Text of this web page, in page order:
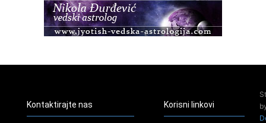
Healing course)
Access BARS®, otpusti stres
Pjesma srca / Zagreb
Kontaktirajte nas Korisni linkovi